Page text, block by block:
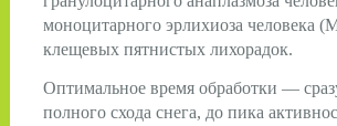
моноцитарного эрлихиоза человека
клещевых пятнистых лихорадок.
Оптимальное время обработки —
полного схода снега, до пика